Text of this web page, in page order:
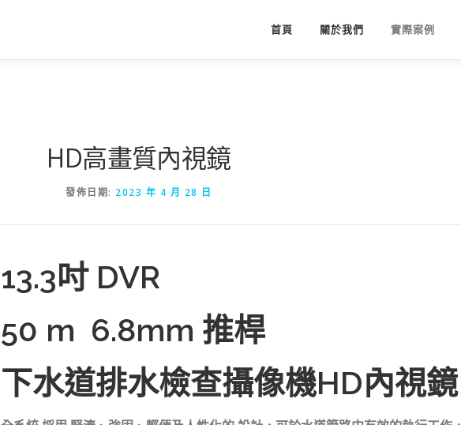
首頁 關於我們 實際案例
HD高畫質內視鏡
發佈日期: 2023 年 4 月 28 日
13.3吋 DVR
50 m 6.8mm 推桿
下水道排水檢查攝像機HD內視鏡